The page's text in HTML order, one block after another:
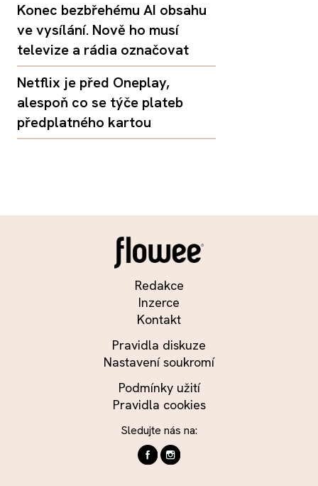
Konec bezbřehému AI obsahu
ve vysílání. Nově ho musí
televize a rádia označovat
Netflix je před Oneplay,
alespoň co se týče plateb
předplatného kartou
Redakce
Inzerce
Kontakt
Pravidla diskuze
Nastavení soukromí
Podmínky užití
Pravidla cookies
Sledujte nás na: